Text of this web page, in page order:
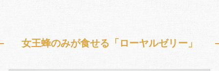
女王蜂のみが食せる「ローヤルゼリー」